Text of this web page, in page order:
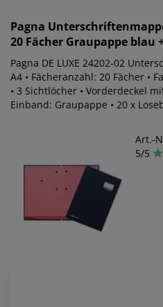
Pagna
20 Fächer Graupappe blau
Pagna DE LUXE 24202-02
A4 • Fächeranzahl: 20 Fächer •
• 3 Sichtlöcher • Vorderdeckel
Einband: Graupappe • 20 x
Art.-
5/5